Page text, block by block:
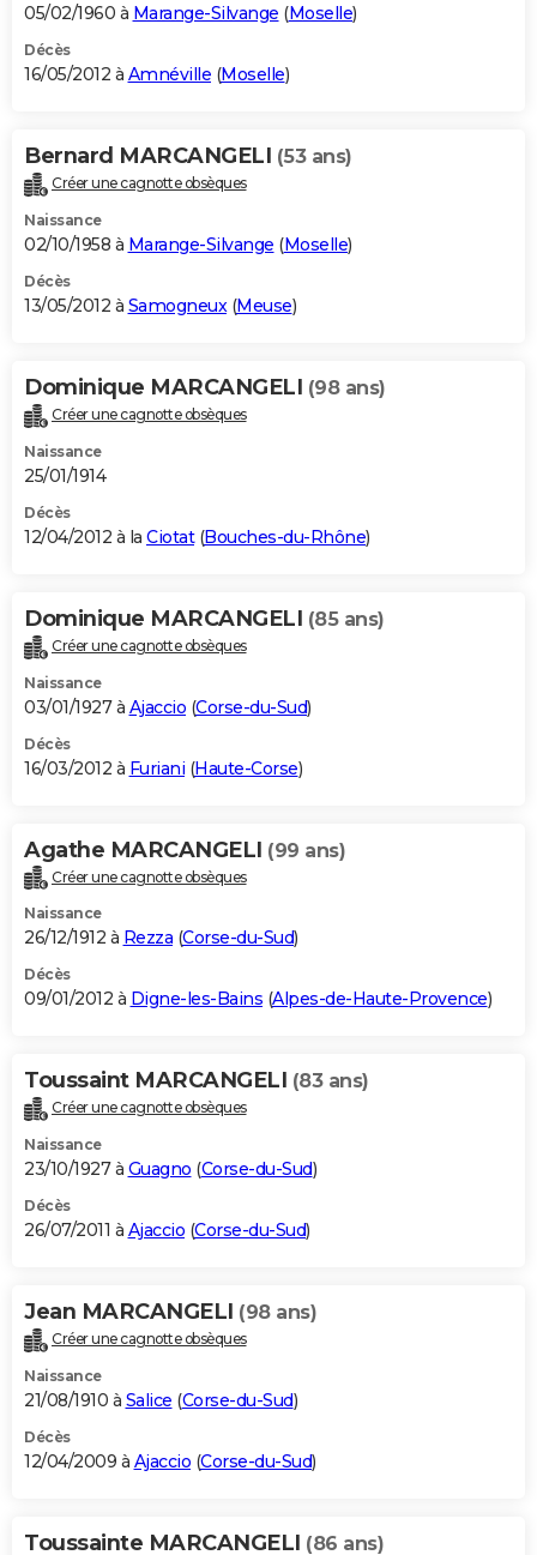
05/02/1960 à Marange-Silvange (Moselle)
Décès
16/05/2012 à Amnéville (Moselle)
Bernard MARCANGELI (53 ans)
Créer une cagnotte obsèques
Naissance
02/10/1958 à Marange-Silvange (Moselle)
Décès
13/05/2012 à Samogneux(Meuse)
Dominique MARCANGELI (98 ans)
Créer une cagnotte obsèques
Naissance
25/01/1914
Décès
12/04/2012 à la Ciotat(Bouches-du-Rhône)
Dominique MARCANGELI (85 ans)
Créer une cagnotte obsèques
Naissance
03/01/1927 à Ajaccio (Corse-du-Sud)
Décès
16/03/2012 à Furiani (Haute-Corse)
Agathe MARCANGELI (99 ans)
Créer une cagnotte obsèques
Naissance
26/12/1912 à Rezza (Corse-du-Sud)
Décès
09/01/2012 à Digne-les-Bains (Alpes-de-Haute-Provence)
Toussaint MARCANGELI (83 ans)
Créer une cagnotte obsèques
Naissance
23/10/1927 à Guagno (Corse-du-Sud)
Décès
26/07/2011 à Ajaccio (Corse-du-Sud)
Jean MARCANGELI (98 ans)
Créer une cagnotte obsèques
Naissance
21/08/1910 à Salice (Corse-du-Sud)
Décès
12/04/2009 à Ajaccio (Corse-du-Sud)
Toussainte MARCANGELI (86 ans)